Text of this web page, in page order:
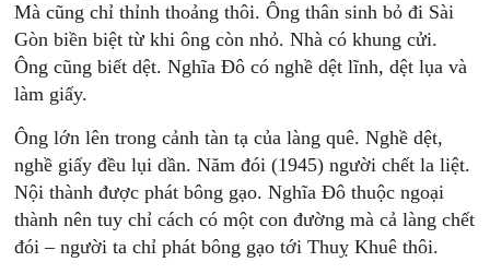
Mà cũng chỉ thỉnh thoảng thôi. Ông thân sinh bỏ đi Sài
Gòn biền biệt từ khi ông còn nhỏ. Nhà có khung cửi.
Ông cũng biết dệt. Nghĩa Đô có nghề dệt lĩnh, dệt lụa và
làm giấy.
Ông lớn lên trong cảnh tàn tạ của làng quê. Nghề dệt,
nghề giấy đều lụi dần. Năm đói (1945) người chết la liệt.
Nội thành được phát bông gạo. Nghĩa Đô thuộc ngoại
thành nên tuy chỉ cách có một con đường mà cả làng chết
đói – người ta chỉ phát bông gạo tới Thuỵ Khuê thôi.